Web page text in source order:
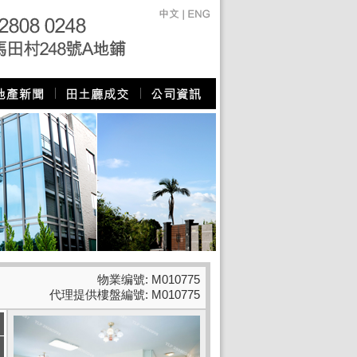
物業编號: M010775
代理提供樓盤編號: M010775